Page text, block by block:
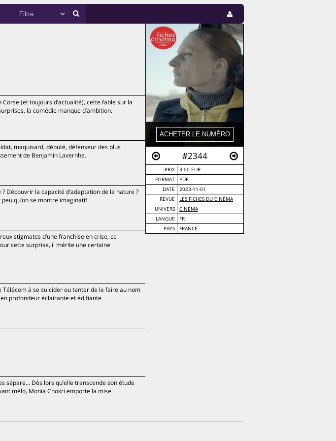
#2344
PRIX
3.00 EUR
FORMAT
PDF
DATE
2023-11-01
REVUE
LES FICHES DU CINÉMA
UNIVERS
CINÉMA
LANGUE
FR
PAYS
FRANCE
(et toujours d’actualité), cette fable sur la
la comédie manque d’ambition.
maquisard, député, défenseur des plus
de Benjamin Lavernhe.
Découvrir la capacité d’adaptation de la nature ?
qu’on se montre imaginatif.
stigmates d’une franchise en crise, ce
cette surprise, il mérite une certaine
Télécom à se suicider ou tenter de le faire au nom
profondeur éclairante et édifiante.
sépare... Dès lors qu’elle transcende son étude
mélo, Monia Chokri emporte la mise.